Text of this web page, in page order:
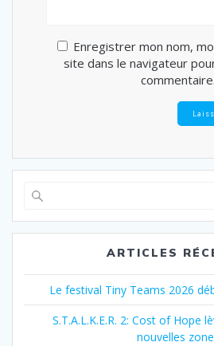
Enregistrer mon nom,
site dans le navigateur
commentaire.
ARTICLES
Le festival Tiny Teams 2026
S.T.A.L.K.E.R. 2: Cost of Hope
nouvelles